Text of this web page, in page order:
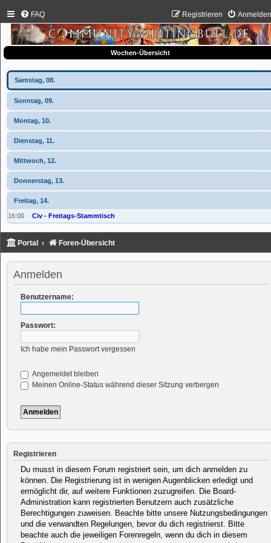
FAQ Registrieren
Wochen-Übersicht
Samstag, 08.
Sonntag, 09.
Montag, 10.
Dienstag, 11.
Mittwoch, 12.
Donnerstag, 13.
Freitag, 14.
16:00 Civ - Freitags-Stammtisch
Portal Foren-Übersicht
Anmelden
Benutzername:
Passwort:
Ich habe mein Passwort vergessen
Angemeldet bleiben
Meinen Online-Status während dieser Sitzung verbergen
Registrieren
Du musst in diesem Forum registriert sein, um dich anmelden zu
können. Die Registrierung ist in wenigen Augenblicken erledigt und
ermöglicht dir, auf weitere Funktionen zuzugreifen. Die Board-
Administration kann registrierten Benutzern auch zusätzliche
Berechtigungen zuweisen. Beachte bitte unsere Nutzungsbedingungen
und die verwandten Regelungen, bevor du dich registrierst. Bitte
beachte auch die jeweiligen Forenregeln, wenn du dich in diesem